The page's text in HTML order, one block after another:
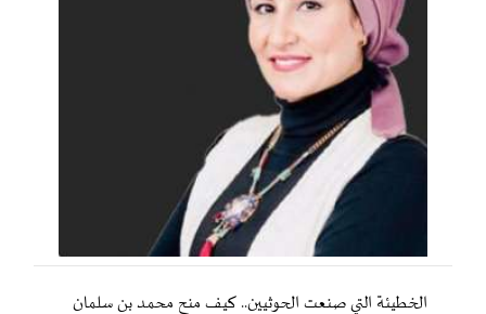
الخطيئة التي صنعت الحوثيين.. كيف منح محمد بن سلمان